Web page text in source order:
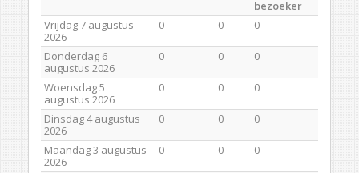
bezoeker
Vrijdag 7 augustus
2026
0 0 0
Donderdag 6
augustus 2026
0 0 0
Woensdag 5
augustus 2026
0 0 0
Dinsdag 4 augustus
2026
0 0 0
Maandag 3 augustus
2026
0 0 0